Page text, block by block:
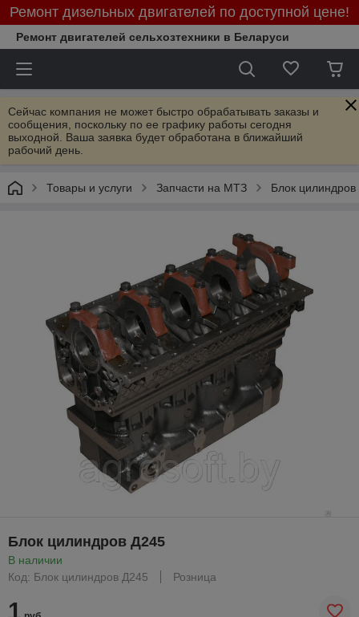
Ремонт дизельных двигателей по доступной цене!
Ремонт двигателей сельхозтехники в Беларуси
Сейчас компания не может быстро обрабатывать заказы и
сообщения, поскольку по ее графику работы сегодня
выходной. Ваша заявка будет обработана в ближайший
рабочий день.
Товары и услуги Запчасти на МТЗ Блок
Блок цилиндров Д245
В наличии
Код: Блок цилиндров Д245
Розница
1